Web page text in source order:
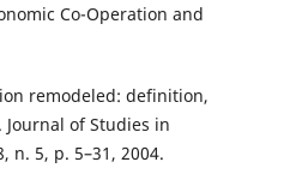
Co-Operation and
remodeled: definition,
of Studies in
n. 5, p. 5–31, 2004.